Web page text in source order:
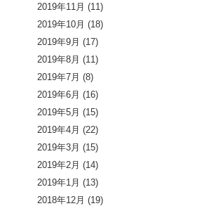
2019年11月 (11)
2019年10月 (18)
2019年9月 (17)
2019年8月 (11)
2019年7月 (8)
2019年6月 (16)
2019年5月 (15)
2019年4月 (22)
2019年3月 (15)
2019年2月 (14)
2019年1月 (13)
2018年12月 (19)